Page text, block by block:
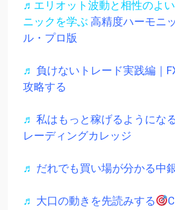
♬エリオット波動と相性のよ
ニックを学ぶ 高精度ハーモニ
ル・プロ版
♬ 負けないトレード実践編｜
攻略する
♬ 私はもっと稼げるようにな
レーディングカレッジ
♬ だれでも買い場が分かる中
♬ 大口の動きを先読みする